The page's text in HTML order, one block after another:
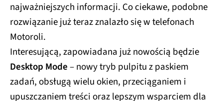
najważniejszych informacji. Co ciekawe, podobne
rozwiązanie już teraz znalazło się w telefonach
Motoroli.
Interesującą, zapowiadana już nowością będzie
Desktop Mode– nowy tryb pulpitu z paskiem
zadań, obsługą wielu okien, przeciąganiem i
upuszczaniem treści oraz lepszym wsparciem dla